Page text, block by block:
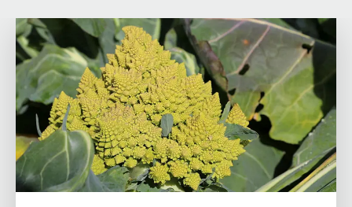
Læs mere om Grøntsager der kan noget ekstra